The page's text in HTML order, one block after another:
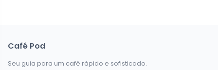
Café Pod
Seu guia para um café rápido e sofisticado.